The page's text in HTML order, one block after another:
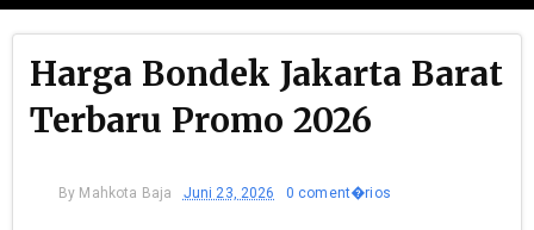
Harga Bondek Jakarta Barat
Terbaru Promo 2026
By Mahkota Baja Juni 23, 2026 0 coment�rios